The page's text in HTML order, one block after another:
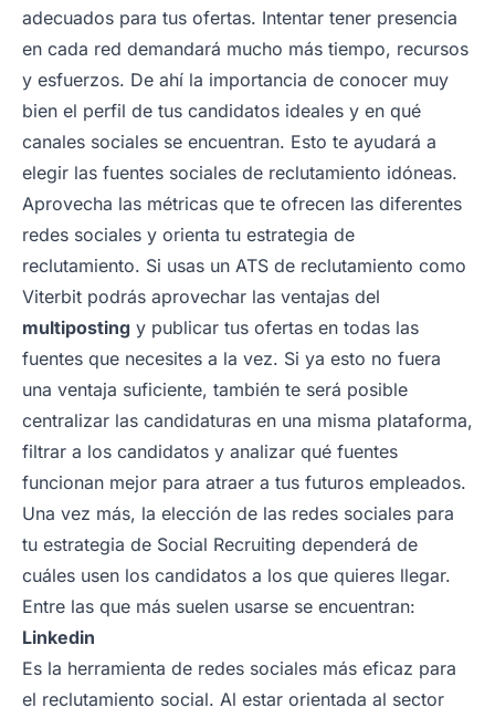
adecuados para tus ofertas. Intentar tener presencia
en cada red demandará mucho más tiempo, recursos
y esfuerzos. De ahí la importancia de conocer muy
bien el perfil de tus candidatos ideales y en qué
canales sociales se encuentran. Esto te ayudará a
elegir las fuentes sociales de reclutamiento idóneas.
Aprovecha las métricas que te ofrecen las diferentes
redes sociales y orienta tu estrategia de
reclutamiento. Si usas un ATS de reclutamiento como
Viterbit podrás aprovechar las ventajas del
multiposting y publicar tus ofertas en todas las
fuentes que necesites a la vez. Si ya esto no fuera
una ventaja suficiente, también te será posible
centralizar las candidaturas en una misma plataforma,
filtrar a los candidatos y analizar qué fuentes
funcionan mejor para atraer a tus futuros empleados.
Una vez más, la elección de las redes sociales para
tu estrategia de Social Recruiting dependerá de
cuáles usen los candidatos a los que quieres llegar.
Entre las que más suelen usarse se encuentran:
Linkedin
Es la herramienta de redes sociales más eficaz para
el reclutamiento social. Al estar orientada al sector